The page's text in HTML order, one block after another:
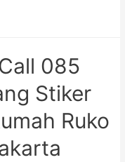
085
Stiker
Ruko